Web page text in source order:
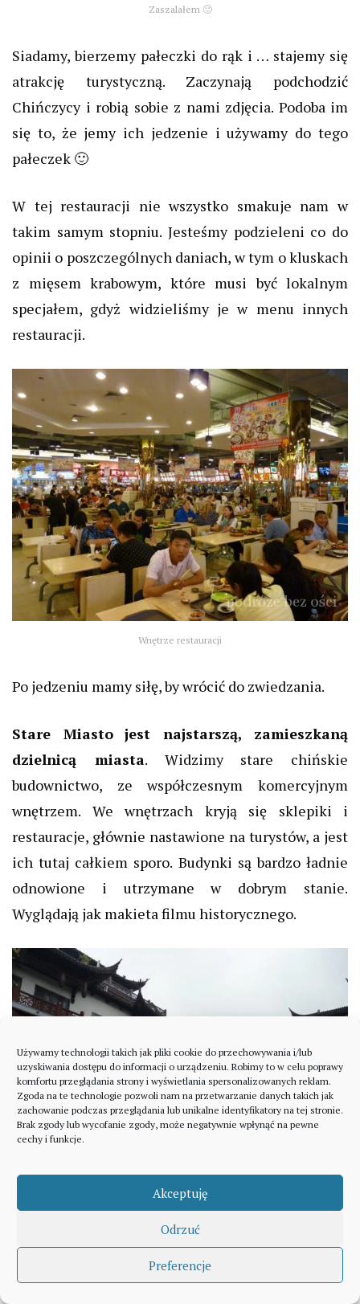
Używamy technologii takich jak pliki cookie do przechowywania i/lub
uzyskiwania dostępu do informacji o urządzeniu. Robimy to w celu poprawy
komfortu przeglądania strony i wyświetlania spersonalizowanych reklam.
Zgoda na te technologie pozwoli nam na przetwarzanie danych takich jak
zachowanie podczas przeglądania lub unikalne identyfikatory na tej stronie.
Brak zgody lub wycofanie zgody, może negatywnie wpłynąć na pewne
cechy i funkcje.
Akceptuję
Odrzuć
Preferencje
Zaszalałem 🙂
Siadamy, bierzemy pałeczki do rąk i … stajemy się
atrakcję turystyczną. Zaczynają podchodzić
Chińczycy i robią sobie z nami zdjęcia. Podoba im
się to, że jemy ich jedzenie i używamy do tego
pałeczek 🙂
W tej restauracji nie wszystko smakuje nam w
takim samym stopniu. Jesteśmy podzieleni co do
opinii o poszczególnych daniach, w tym o kluskach
z mięsem krabowym, które musi być lokalnym
specjałem, gdyż widzieliśmy je w menu innych
restauracji.
Wnętrze restauracji
Po jedzeniu mamy siłę, by wrócić do zwiedzania.
Stare Miasto
jest najstarszą, zamieszkaną
dzielnicą miasta. Widzimy stare chińskie
budownictwo, ze współczesnym komercyjnym
wnętrzem. We wnętrzach kryją się sklepiki i
restauracje, głównie nastawione na turystów, a jest
ich tutaj całkiem sporo. Budynki są bardzo ładnie
odnowione i utrzymane w dobrym stanie.
Wyglądają jak makieta filmu historycznego.
zajmuje usytuowany na środku